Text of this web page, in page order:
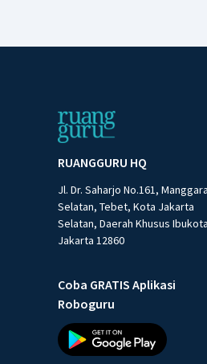
RUANGGURU HQ
Jl. Dr. Saharjo No.161,
Selatan, Tebet, Kota Jakarta
Selatan, Daerah Khusus Ibukota
Jakarta 12860
Coba GRATIS Aplikasi
Roboguru